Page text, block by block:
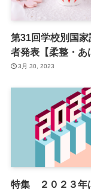
第31回学校別国
者発表【柔整・あ
3月 30, 2023
特集 ２０２３年